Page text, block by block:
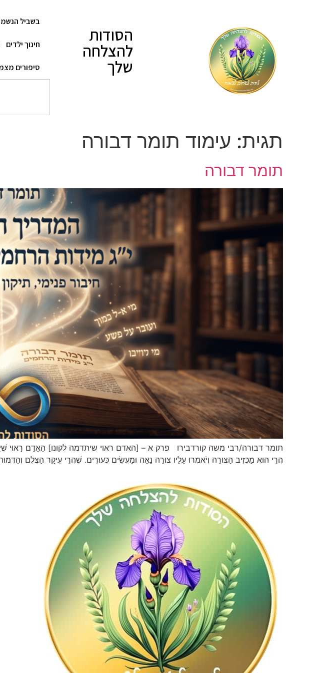
הסודות
להצלחה
שלך
בשביל
חינוך ילדים
סיפורים
תגית: עימוד תומר דבורה
תומר דבורה
תומר דבורה/רבי משה קורדבירו פרק א – [האדם ראוי שיתדמה לקונו] הָאָדָם רָאוּי
הֲרֵי הוּא מַכְזִיב הַצּוּרָה וְיֹאמְרוּ עָלָיו צוּרָה נָאָה וּמַעֲשִׂים כְּעוּרִים. שֶׁהֲרֵי עִיקָר הַצֶּלֶם